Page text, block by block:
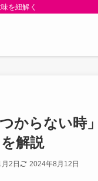
を紐解く
つからない
解説
2日 2024年8月12日